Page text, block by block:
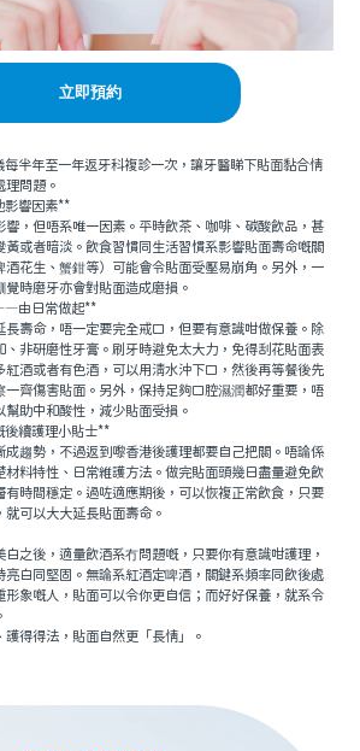
立即預約
年至一年返牙科複診一次，讓牙醫睇下貼面黏合情
理問題。
響因素**
，但唔系唯一因素。平時飲茶、咖啡、碳酸飲品，甚
黃或者暗淡。飲食習慣同生活習慣系影響貼面壽命嘅關
酒花生、蟹鉗等）可能會令貼面受壓易崩角。另外，一
時磨牙亦會對貼面造成磨損。
由日常做起**
壽命，唔一定要完全戒口，但要有意識咁做保養。除
、非研磨性牙膏。刷牙時避免太大力，免得刮花貼面表
紅酒或者有色酒，可以用清水沖下口，然後再等餐後先
一齊傷害貼面。另外，保持足夠口腔濕潤都好重要，唔
助中和酸性，減少貼面受損。
續護理小貼士**
趨勢，不過返到嚟香港後護理都要自己把關。唔論係
材料特性、日常維護方法。做完貼面頭幾日盡量避免飲
有時間穩定。過咗適應期後，可以恢複正常飲食，只要
可以大大延長貼面壽命。
後，適量飲酒系冇問題嘅，只要你有意識咁護理，
亮白同堅固。無論系紅酒定啤酒，關鍵系頻率同飲後處
形象嘅人，貼面可以令你更自信；而好好保養，就系令
得得法，貼面自然更「長情」。